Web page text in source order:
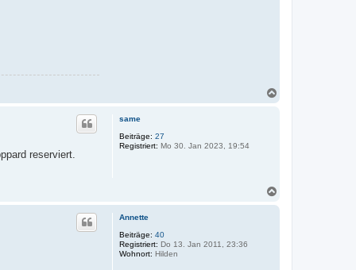
same
Beiträge: 27
Registriert: Mo 30. Jan 2023, 19:54
reserviert.
Annette
Beiträge: 40
Registriert: Do 13. Jan 2011, 23:36
Wohnort: Hilden